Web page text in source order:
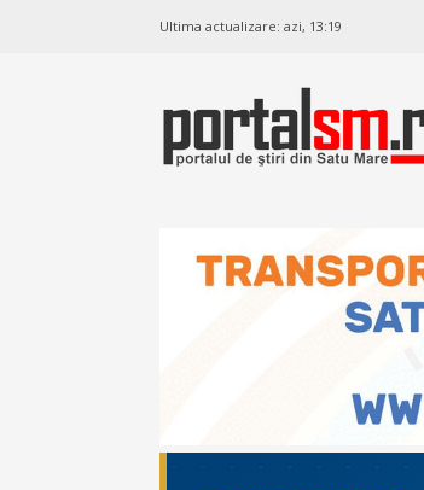
Ultima actualizare: azi, 13:19